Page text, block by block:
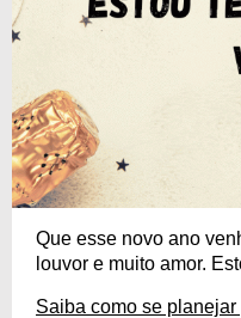
Que esse novo ano
louvor e muito amor.
Saiba como se